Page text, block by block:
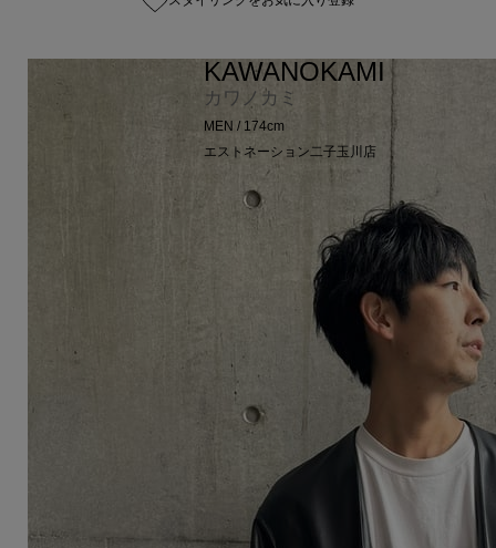
KAWANOKAMI
カワノカミ
MEN / 174cm
エストネーション二子玉川店